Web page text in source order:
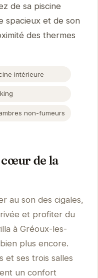
de sa piscine
spacieux et de son
des thermes
intérieure
non-fumeurs
cœur de la
au son des cigales,
et profiter du
à Gréoux-les-
plus encore.
et ses trois salles
un confort